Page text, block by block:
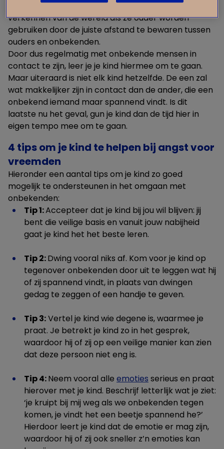
te zijn voor het onbekende. Dit gaan ze bij het
verkennen van de wereld als ze ouder worden
gebruiken door de juiste afstand te bewaren tussen
ouders en onbekenden.
Door dus regelmatig met onbekende mensen in
contact te zijn, leer je je kind hiermee om te gaan.
Maar uiteraard is niet elk kind hetzelfde. De een zal
wat makkelijker zijn in contact dan de ander, die een
onbekend iemand maar spannend vindt. Is dit
laatste nu het geval, gun je kind dan de tijd hier in
eigen tempo mee om te gaan.
4 tips om je kind te helpen bij angst voor
vreemden
Hieronder een aantal tips om je kind zo goed
mogelijk te ondersteunen in het omgaan met
onbekenden:
Tip 1:Accepteer dat je kind bij jou wil blijven: jij
bent die veilige basis en vanuit jouw nabijheid
gaat je kind het het beste leren.
Tip 2:Dwing vooral niks af. Kom voor je kind op
tegenover onbekenden door uit te leggen wat hij
of zij spannend vindt, in plaats van dwingen
gedag te zeggen of een handje te geven.
Tip 3:Vertel je kind wie degene is, waarmee je
praat. Je betrekt je kind zo in het gesprek,
waardoor hij of zij op een veilige manier kan zien
dat deze persoon niet eng is.
Tip 4:Neem vooral alle emoties serieus en praat
hierover met je kind. Beschrijf letterlijk wat je ziet:
‘je kruipt bij mij weg als we onbekenden tegen
komen, je vindt het een beetje spannend he?’
Hierdoor leert je kind dat de emotie er mag zijn,
waardoor hij of zij ook sneller z’n emoties kan